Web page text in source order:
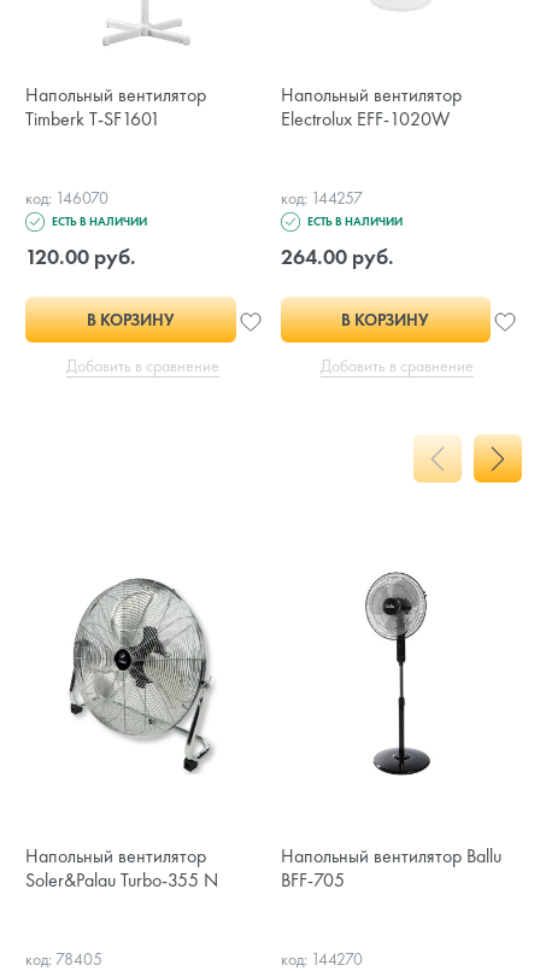
Напольный вентилятор
Timberk T-SF1601
код: 146070
ЕСТЬ В НАЛИЧИИ
120.00 руб.
В КОРЗИНУ
Добавить в сравнение
Напольный вентилятор
Electrolux EFF-1020W
код: 144257
ЕСТЬ В НАЛИЧИИ
264.00 руб.
В КОРЗИНУ
Добавить в сравнение
Напольный вентилятор
Soler&Palau Turbo-355 N
код: 78405
Напольный вентилятор Ballu
BFF-705
код: 144270